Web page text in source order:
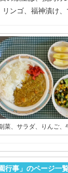
リンゴ、福神漬け、
菜、サラダ、りんご、
園行事」のページ一